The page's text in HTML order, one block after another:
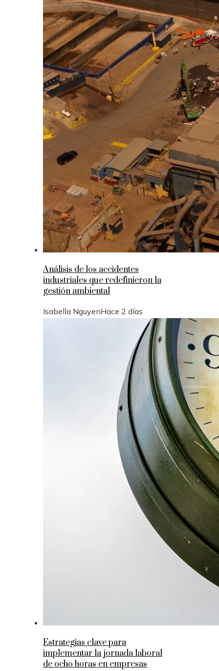
Análisis de los accidentes
industriales que redefinieron la
gestión ambiental
Isabella NguyenHace 2 días
Estrategias clave para
implementar la jornada laboral
de ocho horas en empresas